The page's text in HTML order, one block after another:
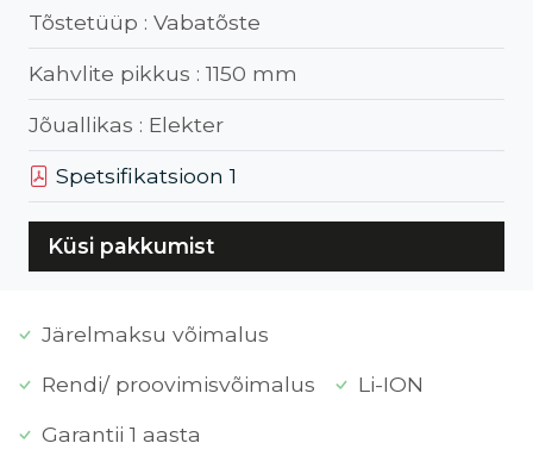
Tõstetüüp : Vabatõste
Kahvlite pikkus : 1150 mm
Jõuallikas : Elekter
Spetsifikatsioon 1
Küsi pakkumist
Järelmaksu võimalus
Rendi/ proovimisvõimalus
Li-ION
Garantii 1 aasta